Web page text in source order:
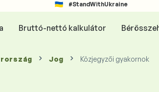
#StandWithUkraine
Bruttó-nettó kalkulátor
Jog Közjegyzői gyakornok